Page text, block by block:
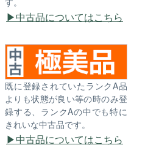
中古品についてはこちら
既に登録されていたランクA品
よりも状態が良い等の時のみ登
録する、ランクAの中でも特に
きれいな中古品です。
中古品についてはこちら